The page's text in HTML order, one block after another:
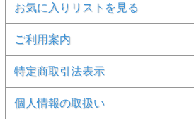
お気に入りリストを見る
ご利用案内
特定商取引法表示
個人情報の取扱い